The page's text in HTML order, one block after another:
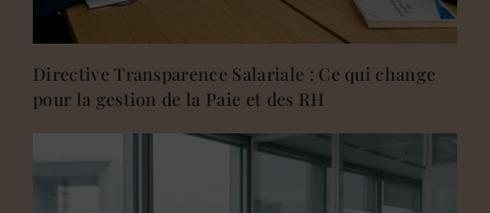
Directive Transparence Salariale : Ce qui change
pour la gestion de la Paie et des RH